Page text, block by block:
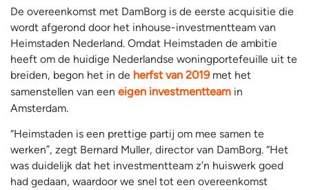
De overeenkomst met DamBorg is de eerste acquisitie die
wordt afgerond door het inhouse-investmentteam van
Heimstaden Nederland. Omdat Heimstaden de ambitie
heeft om de huidige Nederlandse woningportefeuille uit te
breiden, begon het in de herfst van 2019 met het
samenstellen van een eigen investmentteam in
Amsterdam.
“Heimstaden is een prettige partij om mee samen te
werken”, zegt Bernard Muller, director van DamBorg. “Het
was duidelijk dat het investmentteam z’n huiswerk goed
had gedaan, waardoor we snel tot een overeenkomst